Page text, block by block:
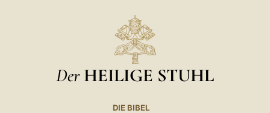
Der HEILIGE STUHL
DIE BIBEL